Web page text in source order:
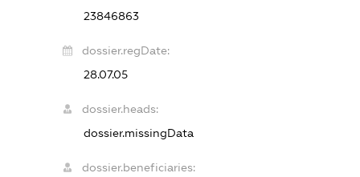
23846863
dossier.regDate:
28.07.05
dossier.heads:
dossier.missingData
dossier.beneficiaries: